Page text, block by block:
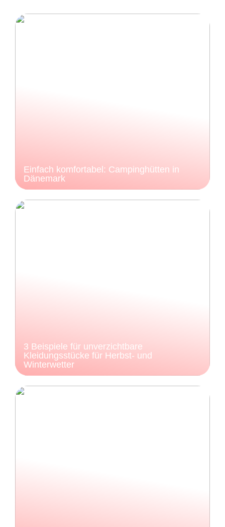
Einfach komfortabel: Campinghütten in
Dänemark
3 Beispiele für unverzichtbare
Kleidungsstücke für Herbst- und
Winterwetter